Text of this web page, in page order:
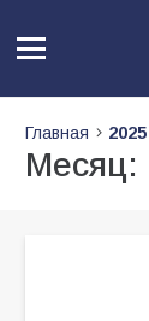
Главная 2025
Месяц: